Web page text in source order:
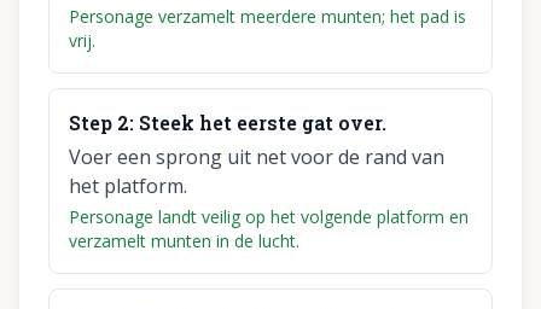
Personage verzamelt meerdere munten; het pad is
vrij.
Step 2: Steek het eerste gat over.
Voer een sprong uit net voor de rand van
het platform.
Personage landt veilig op het volgende platform en
verzamelt munten in de lucht.